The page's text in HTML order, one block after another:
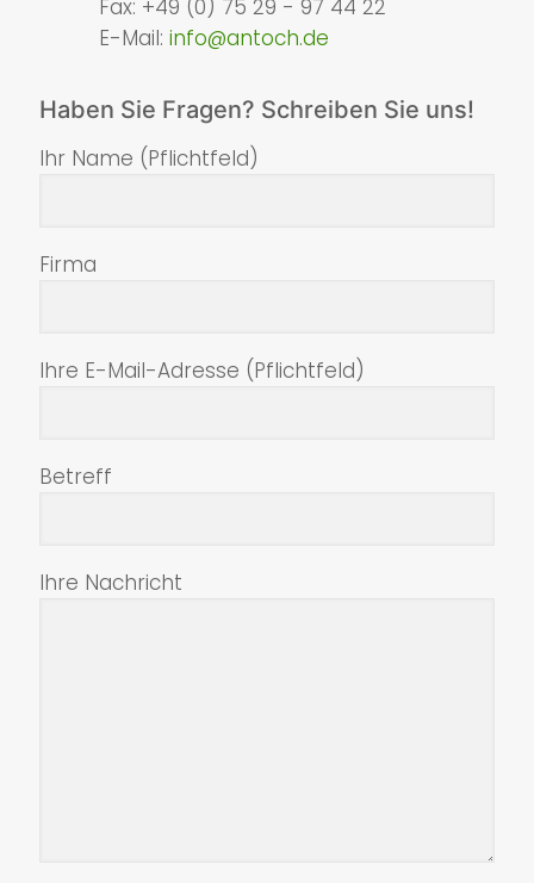
Fax: +49 (0) 75 29 - 97 44 22
E-Mail: info@antoch.de
Haben Sie Fragen? Schreiben Sie uns!
Ihr Name (Pflichtfeld)
Firma
Ihre E-Mail-Adresse (Pflichtfeld)
Betreff
Ihre Nachricht